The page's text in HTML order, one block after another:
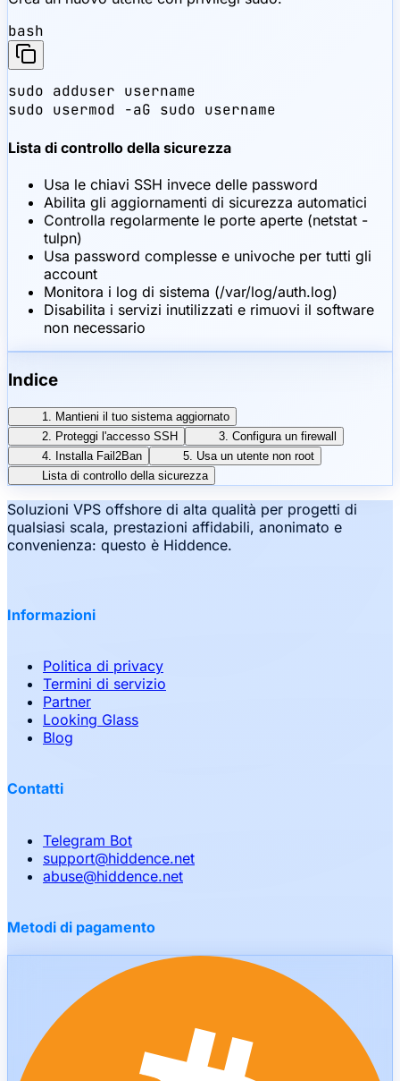
bash
sudo adduser username
sudo usermod -aG sudo username
Lista di controllo della sicurezza
Usa le chiavi SSH invece delle password
Abilita gli aggiornamenti di sicurezza automatici
Controlla regolarmente le porte aperte (netstat -
tulpn)
Usa password complesse e univoche per tutti gli
account
Monitora i log di sistema (/var/log/auth.log)
Disabilita i servizi inutilizzati e rimuovi il software
non necessario
Indice
1. Mantieni il tuo sistema aggiornato
2. Proteggi l'accesso SSH
3. Configura un firewall
4. Installa Fail2Ban
5. Usa un utente non root
Lista di controllo della sicurezza
Soluzioni VPS offshore di alta qualità per progetti di
qualsiasi scala, prestazioni affidabili, anonimato e
convenienza: questo è Hiddence.
Informazioni
Politica di privacy
Termini di servizio
Partner
Looking Glass
Blog
Contatti
Telegram Bot
support@hiddence.net
abuse@hiddence.net
Metodi di pagamento